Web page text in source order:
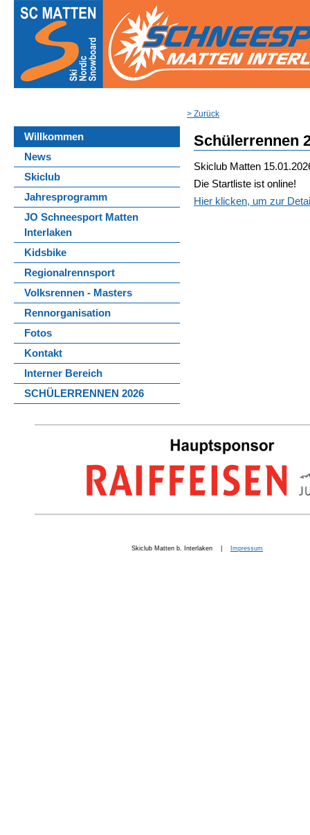
Willkommen
News
Skiclub
Jahresprogramm
JO Schneesport Matten
Interlaken
Kidsbike
Regionalrennsport
Volksrennen - Masters
Rennorganisation
Fotos
Kontakt
Interner Bereich
SCHÜLERRENNEN 2026
> Zurück
Schülerrennen
Skiclub Matten
Die Startliste ist online!
Hier klicken, um zur
Skiclub Matten b. Interlaken | Impressum